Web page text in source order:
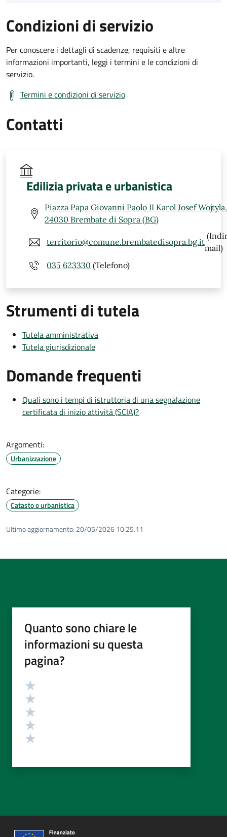
Condizioni di servizio
Per conoscere i dettagli di scadenze, requisiti e altre
informazioni importanti, leggi i termini e le condizioni di
servizio.
Termini e condizioni di servizio
Contatti
Edilizia privata e urbanistica
Piazza Papa Giovanni Paolo II Karol Josef
24030 Brembate di Sopra (BG)
territorio@comune.brembatedisopra.bg.it
mail)
035 623330 (Telefono)
Strumenti di tutela
Tutela amministrativa
Tutela giurisdizionale
Domande frequenti
Quali sono i tempi di istruttoria di una segnalazione
certificata di inizio attività (SCIA)?
Argomenti:
Urbanizzazione
Categorie:
Catasto e urbanistica
Ultimo aggiornamento: 20/05/2026 10:25.11
Quanto sono chiare le
informazioni su questa
pagina?
Valutazione